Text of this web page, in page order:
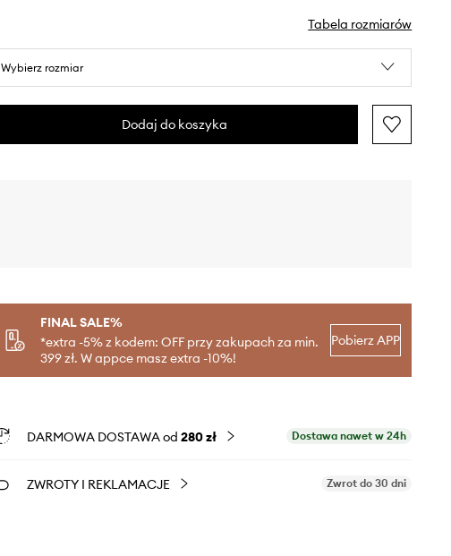
Tabela rozmiarów
Wybierz rozmiar
Dodaj do koszyka
FINAL SALE%
*extra -5% z kodem: OFF przy zakupach za min.
399 zł. W appce masz extra -10%!
Pobierz APP
DARMOWA DOSTAWA od 280 zł Dostawa nawet w 24h
ZWROTY I REKLAMACJE Zwrot do 30 dni